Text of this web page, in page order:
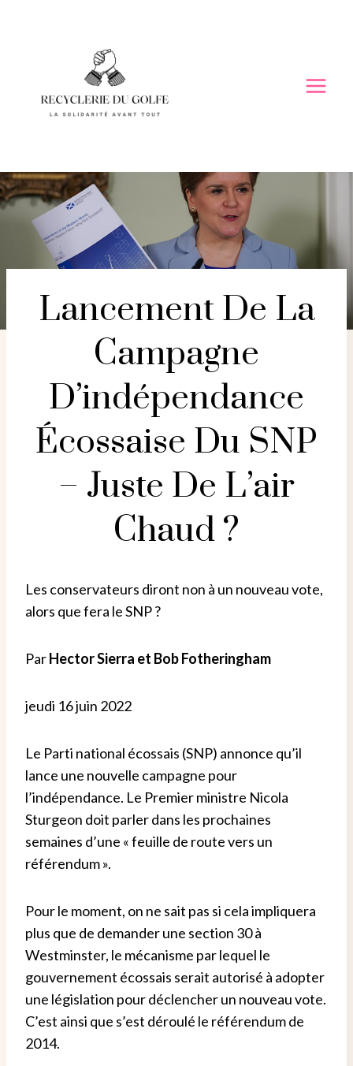
Lancement De La
Campagne
D’indépendance
Écossaise Du SNP
– Juste De L’air
Chaud ?
Les conservateurs diront non à un nouveau vote,
alors que fera le SNP ?
ParHector Sierra et Bob Fotheringham
jeudi 16 juin 2022
Le Parti national écossais (SNP) annonce qu’il
lance une nouvelle campagne pour
l’indépendance. Le Premier ministre Nicola
Sturgeon doit parler dans les prochaines
semaines d’une « feuille de route vers un
référendum ».
Pour le moment, on ne sait pas si cela impliquera
plus que de demander une section 30 à
Westminster, le mécanisme par lequel le
gouvernement écossais serait autorisé à adopter
une législation pour déclencher un nouveau vote.
C’est ainsi que s’est déroulé le référendum de
2014.